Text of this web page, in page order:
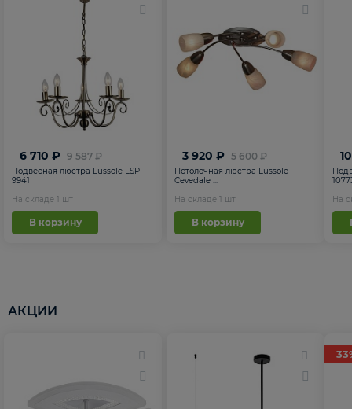
9 587 ₽
6 710 ₽
Подвесная люстра Lussole LSP-
9941
На складе 1 шт
В корзину
5 600 ₽
3 920 ₽
Потолочная люстра Lussole
Cevedale ...
На складе 1 шт
В корзину
На
АКЦИИ